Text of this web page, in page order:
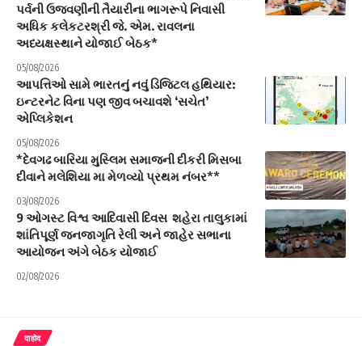
પર્વની ઉજવણીની તૈયારીના ભાગરૂપે નિવાસી
અધિક કલેકટરશ્રી જે. એમ. રાવલના
અધ્યક્ષસ્થાને યોજાઈ બેઠક*
05/08/2026
આપત્તિઓ સામે ભારતનું નવું ડિજિટલ હથિયાર:
ઇન્ટરનેટ વિના પણ જીવ બચાવશે ‘સચેત’
એપ્લિકેશન
05/08/2026
*દેવગઢ બારિયા મુસ્લિમ સમાજની દીકરી મિસબા
દીવાને મલેશિયા મા મેળવ્યો પ્રથમ નંબર**
03/08/2026
9 ઓગસ્ટ વિશ્વ આદિવાસી દિવસ શહેરા તાલુકામાં
શાંતિપૂર્ણ જનજાગૃતિ રેલી અને જાહેર સભાના
આયોજન અંગે બેઠક યોજાઈ
02/08/2026
दाहोद